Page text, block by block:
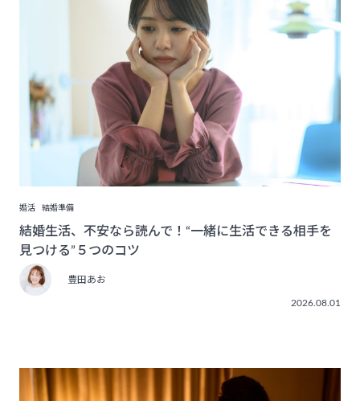
婚活 結婚準備
結婚生活、不安なら読んで！“一緒に生活できる相手を
見つける”５つのコツ
豊田あお
2026.08.01